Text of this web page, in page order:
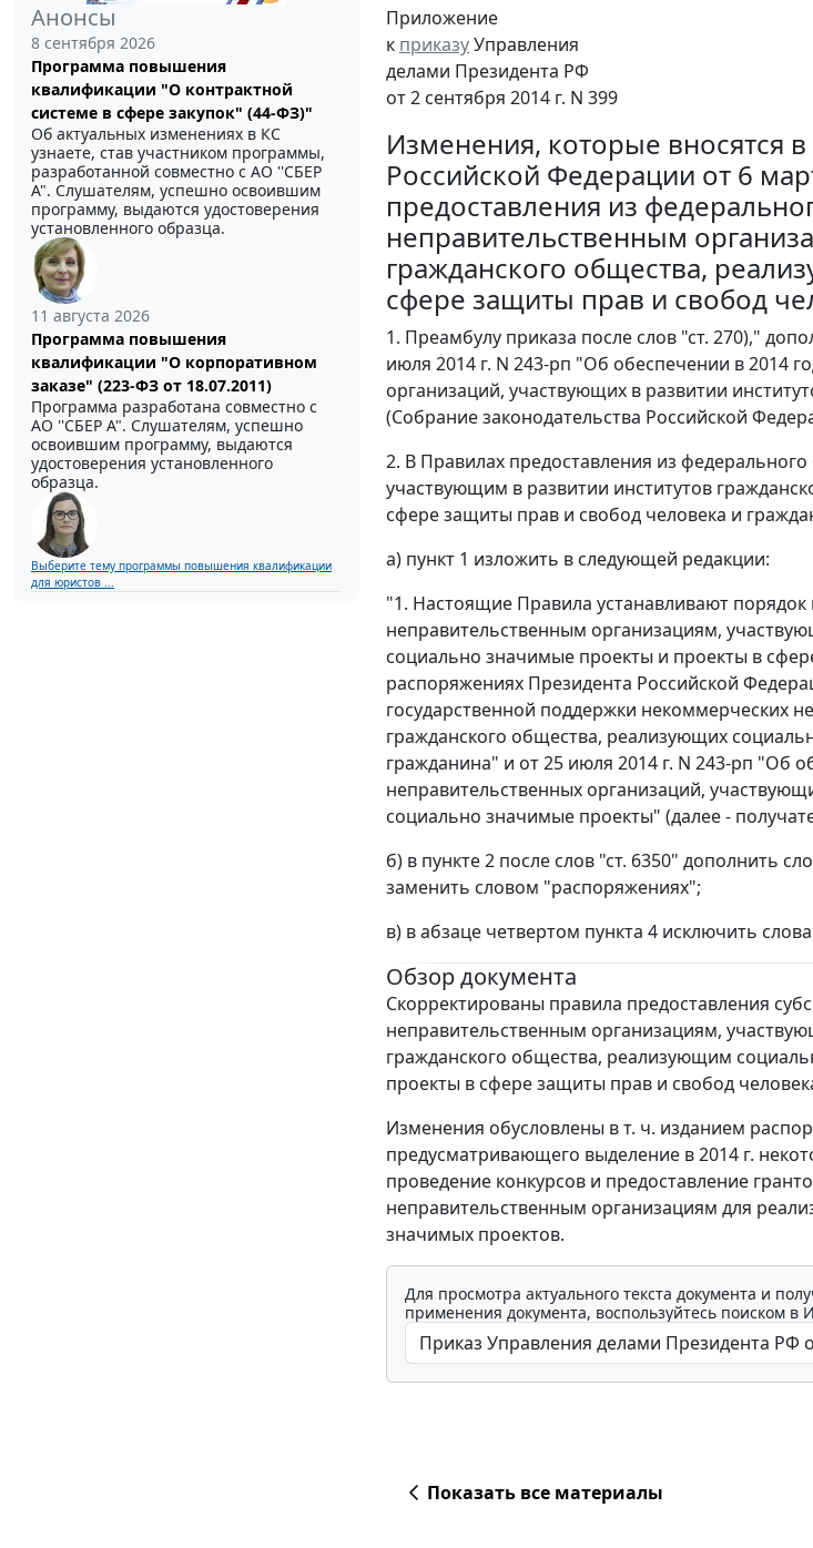
Анонсы
8 сентября 2026
Программа повышения
квалификации "О контрактной
системе в сфере закупок" (44-ФЗ)"
Об актуальных изменениях в КС
узнаете, став участником программы,
разработанной совместно с АО ''СБЕР
А". Слушателям, успешно освоившим
программу, выдаются удостоверения
установленного образца.
11 августа 2026
Программа повышения
квалификации "О корпоративном
заказе" (223-ФЗ от 18.07.2011)
Программа разработана совместно с
АО ''СБЕР А". Слушателям, успешно
освоившим программу, выдаются
удостоверения установленного
образца.
Выберите тему программы повышения квалификации
для юристов ...
Приложение
к приказуУправления
делами Президента РФ
от 2 сентября 2014 г. N 399
Изменения, которые вносятся
Российской Федерации от 6
предоставления из
неправительственным
гражданского общества,
сфере защиты прав и свобод
1. Преамбулу приказа после слов "ст. 270),"
июля 2014 г. N 243-рп "Об обеспечении в 2014
организаций, участвующих в развитии
(Собрание законодательства Российской
2. В Правилах предоставления из
участвующим в развитии институтов
сфере защиты прав и свобод человека и
а) пункт 1 изложить в следующей редакции:
"1. Настоящие Правила устанавливают
неправительственным организациям,
социально значимые проекты и проекты в
распоряжениях Президента Российской
государственной поддержки некоммерческих
гражданского общества, реализующих
гражданина" и от 25 июля 2014 г. N 243-рп "Об
неправительственных организаций,
социально значимые проекты" (далее -
б) в пункте 2 после слов "ст. 6350" дополнить
заменить словом "распоряжениях";
в) в абзаце четвертом пункта 4 исключить
Обзор документа
Скорректированы правила предоставления
неправительственным организациям,
гражданского общества, реализующим
проекты в сфере защиты прав и свобод
Изменения обусловлены в т. ч. изданием
предусматривающего выделение в 2014 г.
проведение конкурсов и предоставление
неправительственным организациям для
значимых проектов.
Для просмотра актуального текста документа и
применения документа, воспользуйтесь поиском в
Показать все материалы